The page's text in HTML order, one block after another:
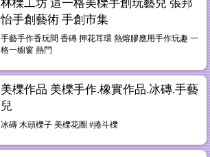
林櫟工坊 這一格美櫟手創玩藝兒 張邦
怡手創藝術 手創市集
手藝手作香玩間 香磚 押花耳環 熱熔膠應用手作玩趣 一
格一櫥窗 熱門
美櫟作品 美櫟手作.橡實作品.冰磚.手藝
兒
冰磚 木頭櫟子 美櫟花圈 #捲斗櫟